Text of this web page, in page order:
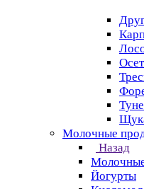
Молочные
Назад
Йогурты